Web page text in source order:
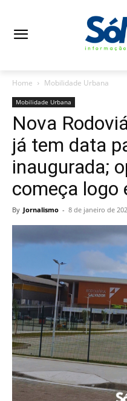
Home Mobilidade Urbana
Mobilidade Urbana
Nova
já tem data
inaugurada;
começa logo
By Jornalismo - 8 de janeiro de